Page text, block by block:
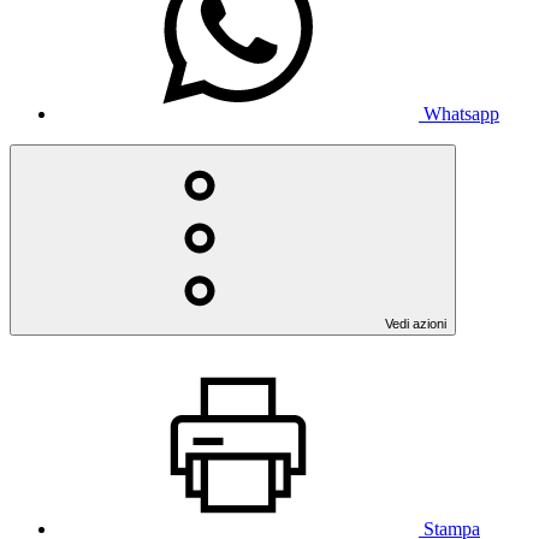
Whatsapp
Vedi azioni
Stampa